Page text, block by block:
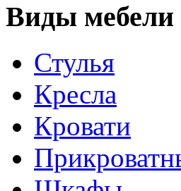
Виды мебели
Стулья
Кресла
Кровати